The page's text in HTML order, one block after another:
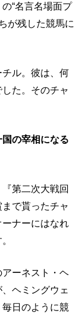
“名言名場面プ
が残した競馬に
ル。彼は、何
た。そのチャ
国の宰相になる
第二次大戦回
で貰ったチャ
ナーにはなれ
ーネスト・ヘ
ヘミングウェ
日のように競